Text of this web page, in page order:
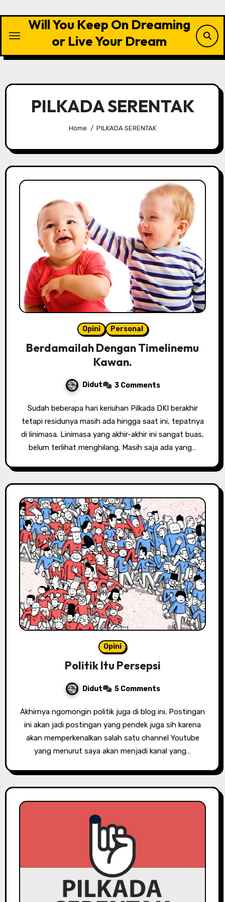
content
Will You Keep On Dreaming
or Live Your Dream
PILKADA SERENTAK
Home PILKADA SERENTAK
Opini Personal
Berdamailah Dengan Timelinemu
Kawan.
Didut 3 Comments
Sudah beberapa hari keriuhan Pilkada DKI berakhir
tetapi residunya masih ada hingga saat ini, tepatnya
di linimasa. Linimasa yang akhir-akhir ini sangat buas,
belum terlihat menghilang. Masih saja ada yang…
Opini
Politik Itu Persepsi
Didut 5 Comments
Akhirnya ngomongin politik juga di blog ini. Postingan
ini akan jadi postingan yang pendek juga sih karena
akan memperkenalkan salah satu channel Youtube
yang menurut saya akan menjadi kanal yang…